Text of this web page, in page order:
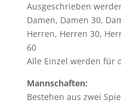
Ausgeschrieben
Damen, Damen 30,
Herren, Herren 30,
60
Alle Einzel werden für
Mannschaften:
Bestehen aus zwei